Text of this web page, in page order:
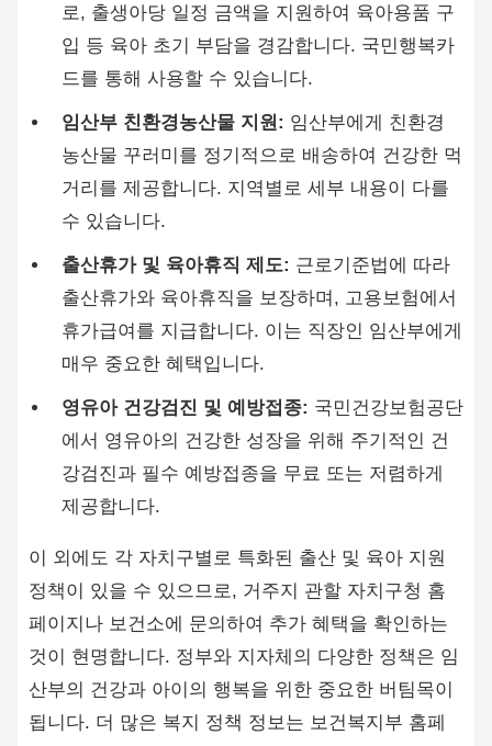
로, 출생아당 일정 금액을 지원하여 육아용품 구
입 등 육아 초기 부담을 경감합니다. 국민행복카
드를 통해 사용할 수 있습니다.
임산부 친환경농산물 지원: 임산부에게 친환경
농산물 꾸러미를 정기적으로 배송하여 건강한 먹
거리를 제공합니다. 지역별로 세부 내용이 다를
수 있습니다.
출산휴가 및 육아휴직 제도: 근로기준법에 따라
출산휴가와 육아휴직을 보장하며, 고용보험에서
휴가급여를 지급합니다. 이는 직장인 임산부에게
매우 중요한 혜택입니다.
영유아 건강검진 및 예방접종: 국민건강보험공단
에서 영유아의 건강한 성장을 위해 주기적인 건
강검진과 필수 예방접종을 무료 또는 저렴하게
제공합니다.
이 외에도 각 자치구별로 특화된 출산 및 육아 지원
정책이 있을 수 있으므로, 거주지 관할 자치구청 홈
페이지나 보건소에 문의하여 추가 혜택을 확인하는
것이 현명합니다. 정부와 지자체의 다양한 정책은 임
산부의 건강과 아이의 행복을 위한 중요한 버팀목이
됩니다. 더 많은 복지 정책 정보는 보건복지부 홈페